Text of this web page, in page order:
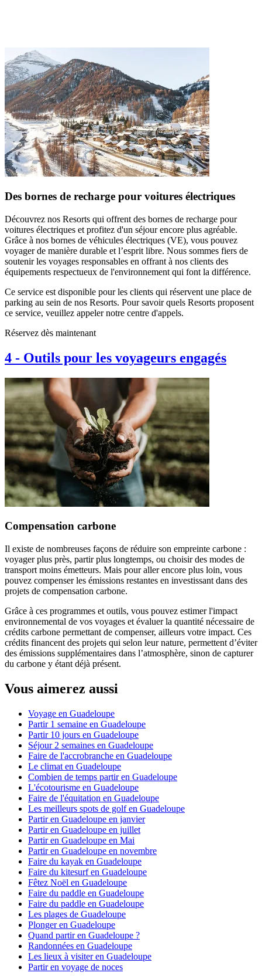
Des bornes de recharge pour voitures électriques
Découvrez nos Resorts qui offrent des bornes de recharge pour
voitures électriques et profitez d'un séjour encore plus agréable.
Grâce à nos bornes de véhicules électriques (VE), vous pouvez
voyager de manière durable et l’esprit libre. Nous sommes fiers de
soutenir les voyages responsables en offrant à nos clients des
équipements respectueux de l'environnement qui font la différence.
Ce service est disponible pour les clients qui réservent une place de
parking au sein de nos Resorts. Pour savoir quels Resorts proposent
ce service, veuillez appeler notre centre d'appels.
Réservez dès maintenant
4 - Outils pour les voyageurs engagés
Compensation carbone
Il existe de nombreuses façons de réduire son empreinte carbone :
voyager plus près, partir plus longtemps, ou choisir des modes de
transport moins émetteurs. Mais pour aller encore plus loin, vous
pouvez compenser les émissions restantes en investissant dans des
projets de compensation carbone.
Grâce à ces programmes et outils, vous pouvez estimer l'impact
environnemental de vos voyages et évaluer la quantité nécessaire de
crédits carbone permettant de compenser, ailleurs votre impact. Ces
crédits financent des projets qui selon leur nature, permettent d’éviter
des émissions supplémentaires dans l’atmosphère, sinon de capturer
du carbone y étant déjà présent.
Vous aimerez aussi
Voyage en Guadeloupe
Partir 1 semaine en Guadeloupe
Partir 10 jours en Guadeloupe
Séjour 2 semaines en Guadeloupe
Faire de l'accrobranche en Guadeloupe
Le climat en Guadeloupe
Combien de temps partir en Guadeloupe
L'écotourisme en Guadeloupe
Faire de l'équitation en Guadeloupe
Les meilleurs spots de golf en Guadeloupe
Partir en Guadeloupe en janvier
Partir en Guadeloupe en juillet
Partir en Guadeloupe en Mai
Partir en Guadeloupe en novembre
Faire du kayak en Guadeloupe
Faire du kitesurf en Guadeloupe
Fêtez Noël en Guadeloupe
Faire du paddle en Guadeloupe
Faire du paddle en Guadeloupe
Les plages de Guadeloupe
Plonger en Guadeloupe
Quand partir en Guadeloupe ?
Randonnées en Guadeloupe
Les lieux à visiter en Guadeloupe
Partir en voyage de noces